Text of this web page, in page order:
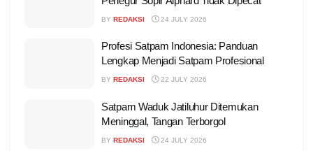
BY REDAKSI 24 JULY 2026
Profesi Satpam Indonesia: Panduan
Lengkap Menjadi Satpam Profesional
BY REDAKSI 22 JULY 2026
Satpam Waduk Jatiluhur Ditemukan
Meninggal, Tangan Terborgol
BY REDAKSI 24 JULY 2026